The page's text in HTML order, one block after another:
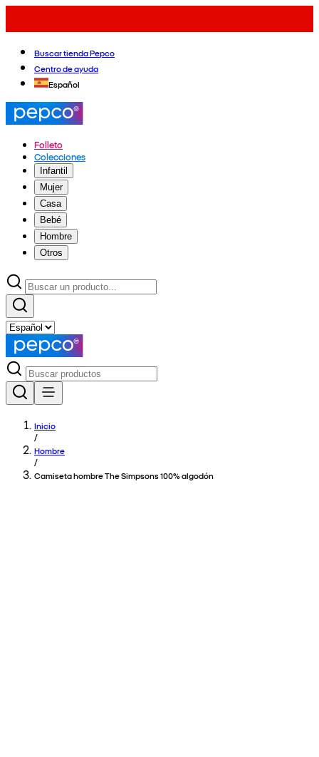
Buscar tienda Pepco
Centro de ayuda
Español
Folleto
Colecciones
Infantil
Mujer
Casa
Bebé
Hombre
Otros
Inicio
/
Hombre
/
Camiseta hombre The Simpsons 100% algodón